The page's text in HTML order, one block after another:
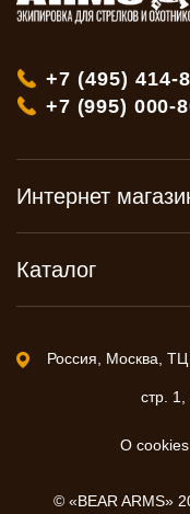
+7 (495) 414-
+7 (995) 000-
Интернет
Каталог
Россия, Москва, ТЦ
стр.
О cookies
© «BEAR ARMS»